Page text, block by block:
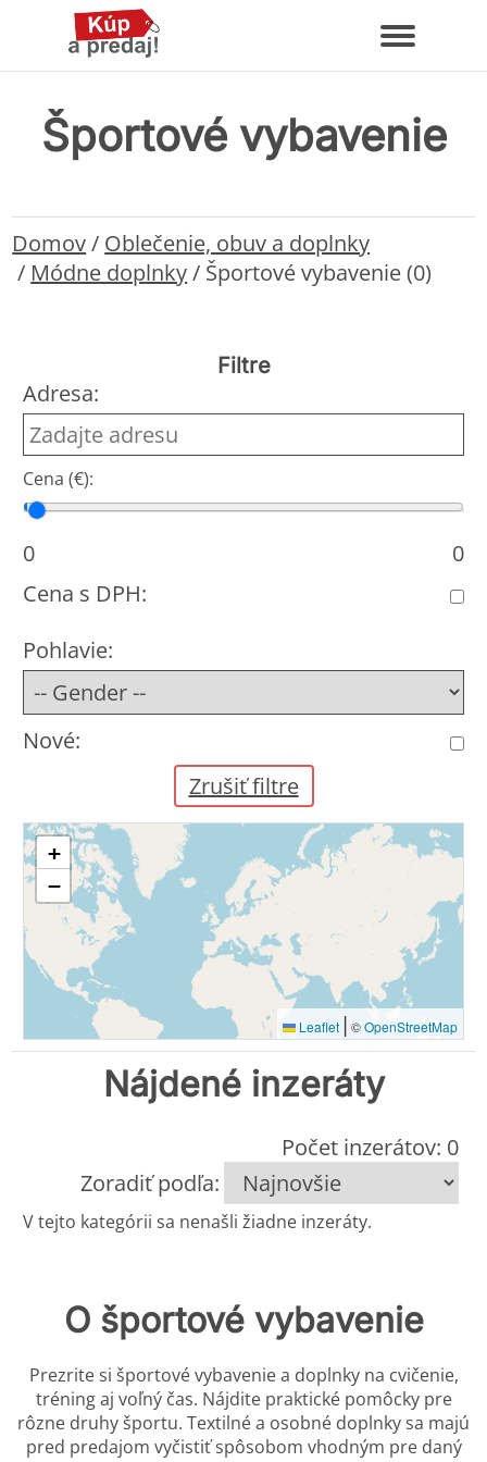
Športové vybavenie
Domov/ Oblečenie, obuv a doplnky
/ Módne doplnky/ Športové vybavenie (0)
Filtre
Adresa:
Cena (€):
Cena od
Cena do
0
0
Cena s DPH:
Pohlavie:
Nové:
Zrušiť filtre
+
−
Leaflet | ©OpenStreetMap
Nájdené inzeráty
Počet inzerátov: 0
Zoradiť podľa:
V tejto kategórii sa nenašli žiadne inzeráty.
O športové vybavenie
Prezrite si športové vybavenie a doplnky na cvičenie,
tréning aj voľný čas. Nájdite praktické pomôcky pre
rôzne druhy športu. Textilné a osobné doplnky sa majú
pred predajom vyčistiť spôsobom vhodným pre daný